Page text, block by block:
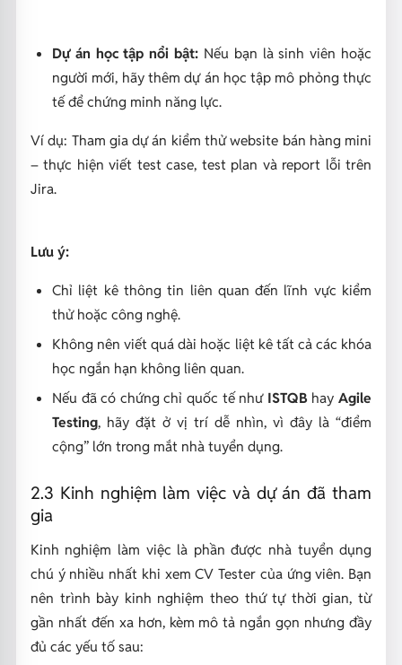
Dự án học tập nổi bật: Nếu bạn là sinh viên hoặc
người mới, hãy thêm dự án học tập mô phỏng thực
tế để chứng minh năng lực.
Ví dụ: Tham gia dự án kiểm thử website bán hàng mini
– thực hiện viết test case, test plan và report lỗi trên
Jira.
Lưu ý:
Chỉ liệt kê thông tin liên quan đến lĩnh vực kiểm
thử hoặc công nghệ.
Không nên viết quá dài hoặc liệt kê tất cả các khóa
học ngắn hạn không liên quan.
Nếu đã có chứng chỉ quốc tế như ISTQBhayAgile
Testing, hãy đặt ở vị trí dễ nhìn, vì đây là “điểm
cộng” lớn trong mắt nhà tuyển dụng.
2.3 Kinh nghiệm làm việc và dự án đã tham
gia
Kinh nghiệm làm việc là phần được nhà tuyển dụng
chú ý nhiều nhất khi xem CV Tester của ứng viên. Bạn
nên trình bày kinh nghiệm theo thứ tự thời gian, từ
gần nhất đến xa hơn, kèm mô tả ngắn gọn nhưng đầy
đủ các yếu tố sau: